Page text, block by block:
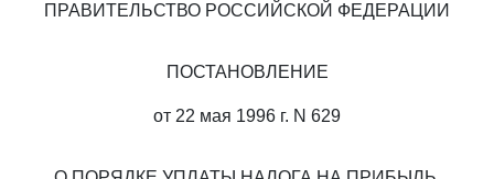
ПРАВИТЕЛЬСТВО РОССИЙСКОЙ ФЕДЕРАЦИИ
ПОСТАНОВЛЕНИЕ
от 22 мая 1996 г. N 629